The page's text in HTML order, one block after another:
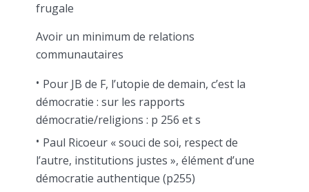
frugale
Avoir un minimum de relations
communautaires
Pour JB de F, l’utopie de demain, c’est la
démocratie : sur les rapports
démocratie/religions : p 256 et s
Paul Ricoeur « souci de soi, respect de
l’autre, institutions justes », élément d’une
démocratie authentique (p255)